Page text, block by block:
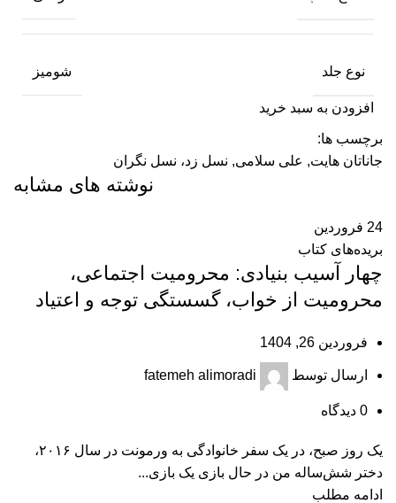
نوع جلد شومیز
افزودن به سبد خرید
برچسب ها:
جاناتان هایت, علی سلامی, نسل زد، نسل نگران
نوشته های مشابه
24 فروردین
بریده‌های کتاب
چهار آسیب بنیادی: محرومیت اجتماعی،
محرومیت از خواب، گسستگی توجه و اعتیاد
فروردین 26, 1404
ارسال توسط fatemeh alimoradi
0 دیدگاه
یک روز صبح، در یک سفر خانوادگی به ورمونت در سال ۲۰۱۶،
دختر شش‌ساله من در حال بازی یک بازی...
ادامه مطلب